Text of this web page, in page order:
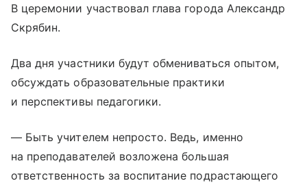
В церемонии участвовал глава города Александр
Скрябин.
Два дня участники будут обмениваться опытом,
обсуждать образовательные практики
и перспективы педагогики.
— Быть учителем непросто. Ведь, именно
на преподавателей возложена большая
ответственность за воспитание подрастающего